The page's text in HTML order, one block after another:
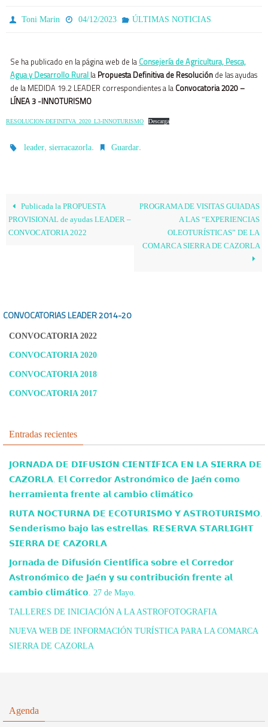
Toni Marin 04/12/2023 ÚLTIMAS NOTICIAS
Se ha publicado en la página web de la Consejería de Agricultura, Pesca,
Agua y Desarrollo Rural la Propuesta Definitiva de Resolución de las ayudas
de la MEDIDA 19.2 LEADER correspondientes a la Convocatoria 2020 –
LÍNEA 3 -INNOTURISMO
RESOLUCION-DEFINITVA_2020_L3-INNOTURISMO Descarga
leader,sierracazorla. Guardar.
Publicada la PROPUESTA
PROVISIONAL de ayudas LEADER –
CONVOCATORIA 2022
PROGRAMA DE VISITAS GUIADAS
A LAS “EXPERIENCIAS
OLEOTURÍSTICAS” DE LA
COMARCA SIERRA DE CAZORLA
CONVOCATORIAS LEADER2014-20
CONVOCATORIA 2022
CONVOCATORIA 2020
CONVOCATORIA 2018
CONVOCATORIA 2017
Entradas recientes
𝗝𝗢𝗥𝗡𝗔𝗗𝗔 𝗗𝗘 𝗗𝗜𝗙𝗨𝗦𝗜𝗢́𝗡 𝗖𝗜𝗘𝗡𝗧𝗜́𝗙𝗜𝗖𝗔 𝗘𝗡 𝗟𝗔 𝗦𝗜𝗘𝗥𝗥𝗔 𝗗𝗘
𝗖𝗔𝗭𝗢𝗥𝗟𝗔. 𝗘𝗹 𝗖𝗼𝗿𝗿𝗲𝗱𝗼𝗿 𝗔𝘀𝘁𝗿𝗼𝗻𝗼́𝗺𝗶𝗰𝗼 𝗱𝗲 𝗝𝗮𝗲́𝗻 𝗰𝗼𝗺𝗼
𝗵𝗲𝗿𝗿𝗮𝗺𝗶𝗲𝗻𝘁𝗮 𝗳𝗿𝗲𝗻𝘁𝗲 𝗮𝗹 𝗰𝗮𝗺𝗯𝗶𝗼 𝗰𝗹𝗶𝗺𝗮́𝘁𝗶𝗰𝗼
𝗥𝗨𝗧𝗔 𝗡𝗢𝗖𝗧𝗨𝗥𝗡𝗔 𝗗𝗘 𝗘𝗖𝗢𝗧𝗨𝗥𝗜𝗦𝗠𝗢 𝗬 𝗔𝗦𝗧𝗥𝗢𝗧𝗨𝗥𝗜𝗦𝗠𝗢.
𝗦𝗲𝗻𝗱𝗲𝗿𝗶𝘀𝗺𝗼 𝗯𝗮𝗷𝗼 𝗹𝗮𝘀 𝗲𝘀𝘁𝗿𝗲𝗹𝗹𝗮𝘀. 𝗥𝗘𝗦𝗘𝗥𝗩𝗔 𝗦𝗧𝗔𝗥𝗟𝗜𝗚𝗛𝗧
𝗦𝗜𝗘𝗥𝗥𝗔 𝗗𝗘 𝗖𝗔𝗭𝗢𝗥𝗟𝗔
𝗝𝗼𝗿𝗻𝗮𝗱𝗮 𝗱𝗲 𝗗𝗶𝗳𝘂𝘀𝗶𝗼́𝗻 𝗖𝗶𝗲𝗻𝘁𝗶́𝗳𝗶𝗰𝗮 𝘀𝗼𝗯𝗿𝗲 𝗲𝗹 𝗖𝗼𝗿𝗿𝗲𝗱𝗼𝗿
𝗔𝘀𝘁𝗿𝗼𝗻𝗼́𝗺𝗶𝗰𝗼 𝗱𝗲 𝗝𝗮𝗲́𝗻 𝘆 𝘀𝘂 𝗰𝗼𝗻𝘁𝗿𝗶𝗯𝘂𝗰𝗶𝗼́𝗻 𝗳𝗿𝗲𝗻𝘁𝗲 𝗮𝗹
𝗰𝗮𝗺𝗯𝗶𝗼 𝗰𝗹𝗶𝗺𝗮́𝘁𝗶𝗰𝗼. 27 de Mayo.
TALLERES DE INICIACIÓN A LA ASTROFOTOGRAFIA
NUEVA WEB DE INFORMACIÓN TURÍSTICA PARA LA COMARCA
SIERRA DE CAZORLA
Agenda